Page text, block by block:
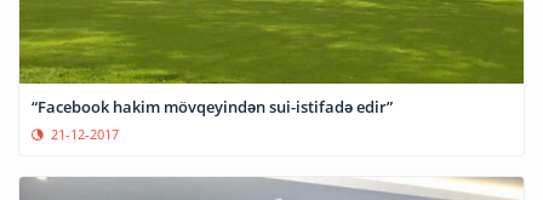
“Facebook hakim mövqeyindən sui-istifadə edir”
21-12-2017